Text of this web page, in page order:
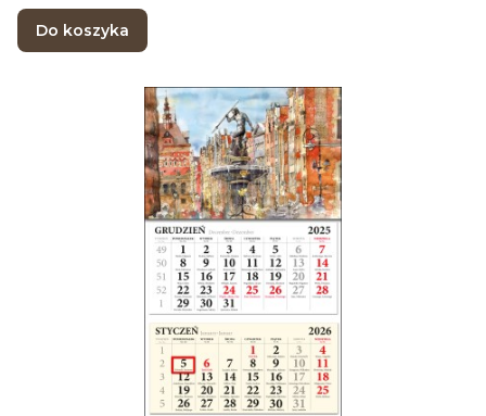
Do koszyka